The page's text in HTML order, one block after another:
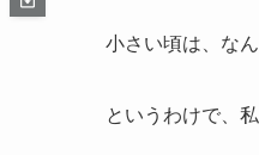
小さい頃は、な
というわけで、